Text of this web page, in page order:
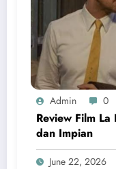
Admin 0
Review Film La
dan Impian
June 22, 2026